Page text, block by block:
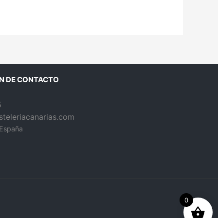
DE CONTACTO
0